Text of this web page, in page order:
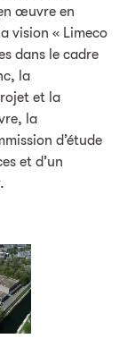
œuvre en
vision « Limeco
dans le cadre
la
et la
la
d’étude
et d’un